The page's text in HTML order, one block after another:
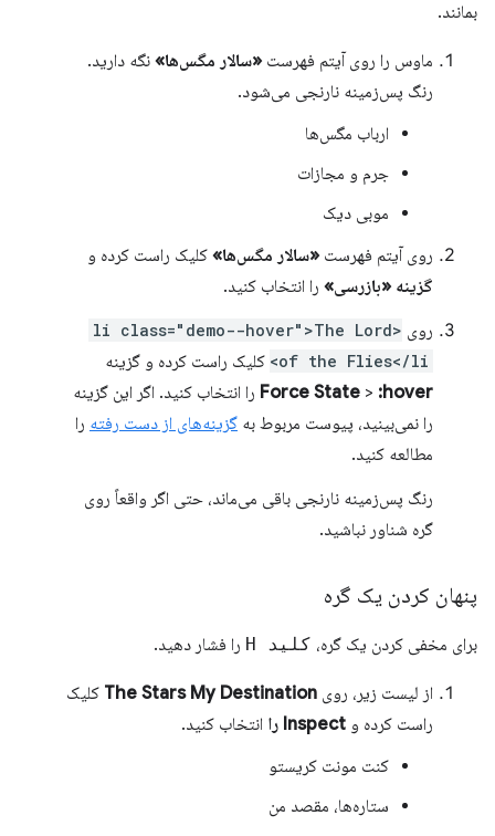
بمانند.
ماوس را روی آیتم فهرست «سالار مگس‌ها» نگه دارید.
رنگ پس‌زمینه نارنجی می‌شود.
ارباب مگس‌ها
جرم و مجازات
موبی دیک
روی آیتم فهرست «سالار مگس‌ها» کلیک راست کرده و
گزینه «بازرسی» را انتخاب کنید.
روی
<li class="demo--hover">The Lord
of the Flies</li>
کلیک راست کرده و گزینه
Force State > :hover
را انتخاب کنید. اگر این گزینه
را نمی‌بینید، پیوست مربوط به گزینه‌های از دست رفته را
مطالعه کنید.
رنگ پس‌زمینه نارنجی باقی می‌ماند، حتی اگر واقعاً روی
گره شناور نباشید.
پنهان کردن یک گره
برای مخفی کردن یک گره، کلید H را فشار دهید.
از لیست زیر، روی The Stars My Destination کلیک
راست کرده و Inspect را
انتخاب کنید.
کنت مونت کریستو
ستاره‌ها، مقصد من